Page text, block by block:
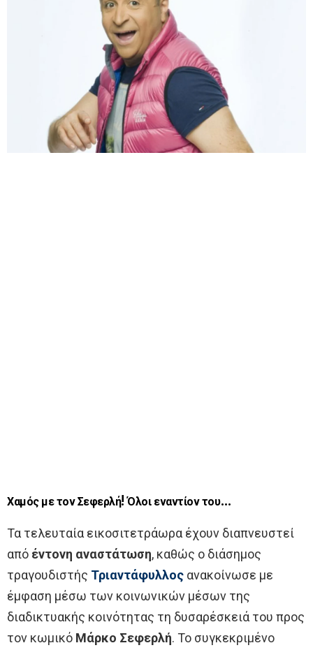
Χαμός με τον Σεφερλή! Όλοι εναντίον του…
Τα τελευταία εικοσιτετράωρα έχουν διαπνευστεί
από έντονη αναστάτωση, καθώς ο διάσημος
τραγουδιστής Τριαντάφυλλος ανακοίνωσε με
έμφαση μέσω των κοινωνικών μέσων της
διαδικτυακής κοινότητας τη δυσαρέσκειά του προς
τον κωμικό Μάρκο Σεφερλή. Το συγκεκριμένο